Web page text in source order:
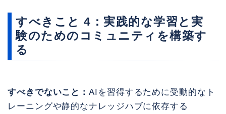
すべきこと 4：実践的な学習と実
験のためのコミュニティを構築す
る
すべきでないこと：AIを習得するために受動的なト
レーニングや静的なナレッジハブに依存する